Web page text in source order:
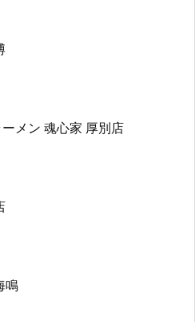
メン 魂心家 厚別店
鳴